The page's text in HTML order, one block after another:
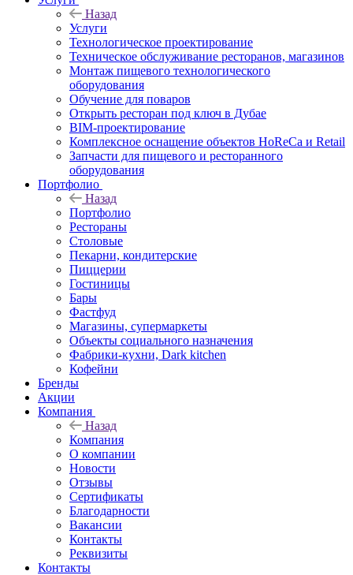
Назад
Услуги
Технологическое проектирование
Техническое обслуживание ресторанов, магазинов
Монтаж пищевого технологического
оборудования
Обучение для поваров
Открыть ресторан под ключ в Дубае
BIM-проектирование
Комплексное оснащение объектов HoReCa и Retail
Запчасти для пищевого и ресторанного
оборудования
Портфолио
Назад
Портфолио
Рестораны
Столовые
Пекарни, кондитерские
Пиццерии
Гостиницы
Бары
Фастфуд
Магазины, супермаркеты
Объекты социального назначения
Фабрики-кухни, Dark kitchen
Кофейни
Бренды
Акции
Компания
Назад
Компания
О компании
Новости
Отзывы
Сертификаты
Благодарности
Вакансии
Контакты
Реквизиты
Контакты